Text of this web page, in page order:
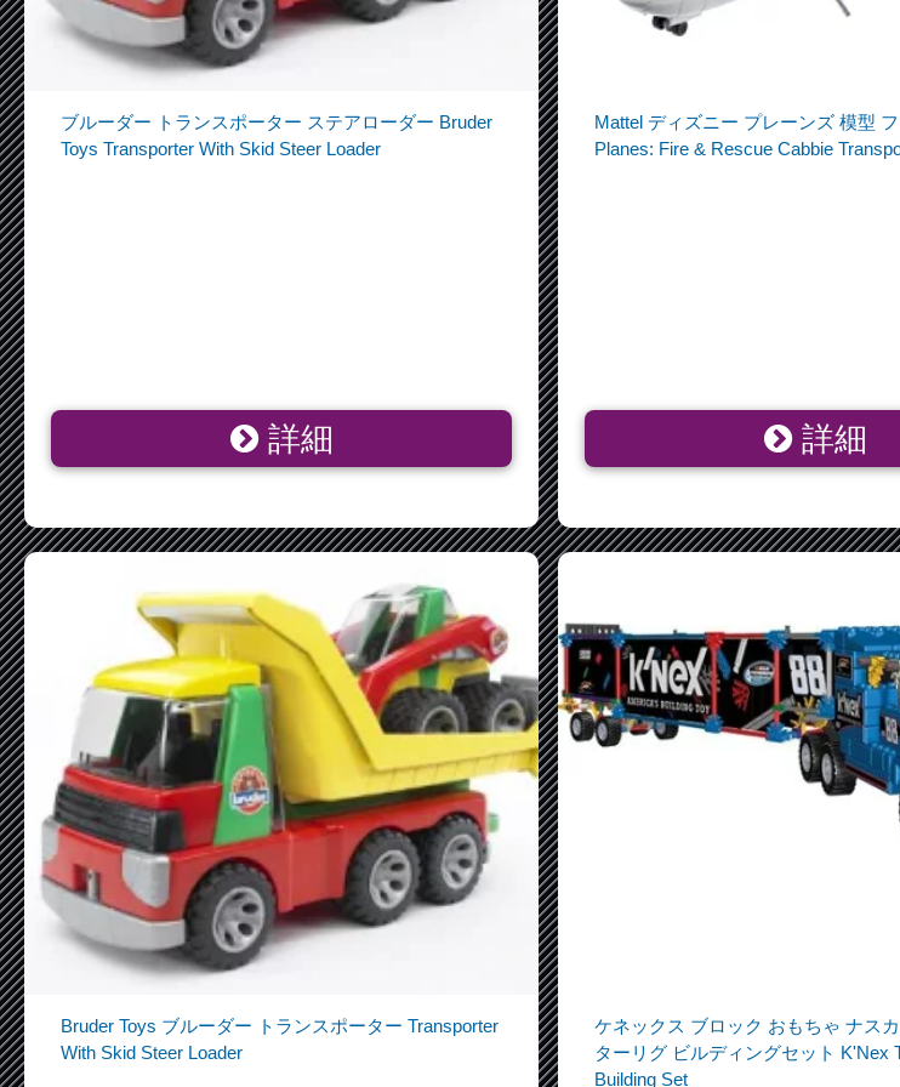
ブルーダー トランスポーター ステアローダー Bruder
Toys Transporter With Skid Steer Loader
詳細
Mattel ディズニー プレーンズ 模型
Planes: Fire & Rescue Cabbie
詳細
Bruder Toys ブルーダー トランスポーター Transporter
With Skid Steer Loader
ケネックス ブロック おもちゃ ナス
ターリグ ビルディングセット K'Nex
Building Set